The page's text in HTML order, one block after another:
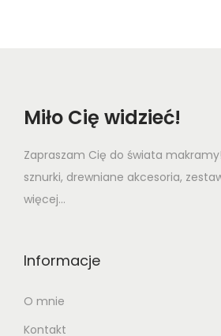
Miło Cię widzieć!
Zapraszam Cię do świata
sznurki, drewniane akcesoria,
więcej...
Informacje
O mnie
Kontakt